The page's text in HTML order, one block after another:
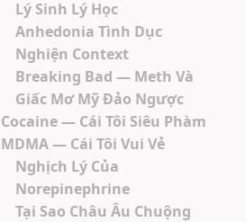
Lý Sinh Lý Học
Anhedonia Tình Dục
Nghiện Context
Breaking Bad — Meth Và
Giấc Mơ Mỹ Đảo Ngược
Cocaine — Cái Tôi Siêu Phàm
MDMA — Cái Tôi Vui Vẻ
Nghịch Lý Của
Norepinephrine
Tại Sao Châu Âu Chuộng